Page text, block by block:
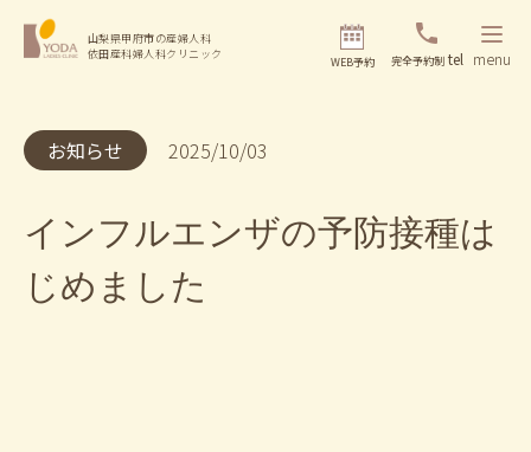
山梨県甲府市の産婦人科
依田産科婦人科クリニック
完全予約制tel
WEB予約 menu
お知らせ 2025/10/03
インフルエンザの予防接種は
じめました